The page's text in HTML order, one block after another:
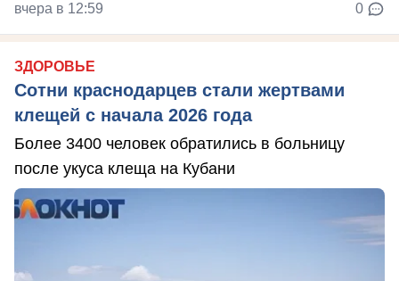
вчера в 12:59 0
ЗДОРОВЬЕ
Сотни краснодарцев стали жертвами
клещей с начала 2026 года
Более 3400 человек обратились в больницу
после укуса клеща на Кубани